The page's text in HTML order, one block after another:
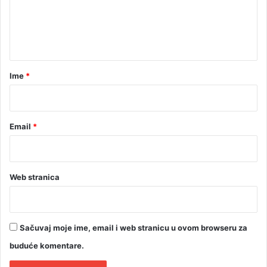
t
e
n
ir
Ime *
Email *
Web stranica
Sačuvaj moje ime, email i web stranicu u ovom browseru za
buduće komentare.